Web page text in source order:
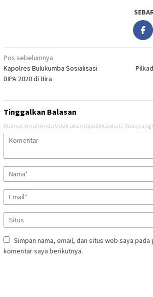
Navigasi
pos
Pos sebelumnya
Kapolres Bulukumba Sosialisasi
DIPA 2020 di Bira
Tinggalkan Balasan
Alamat email Anda tidak akan dipublikasikan. Ruas
Simpan nama, email, dan situs web saya pada
komentar saya berikutnya.